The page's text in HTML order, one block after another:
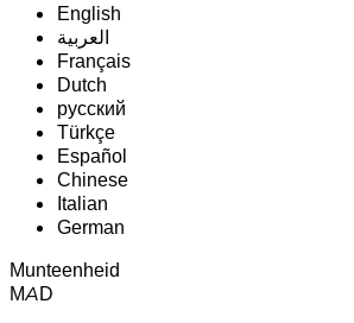
English
‏العربية‏
Français
Dutch
русский
Türkçe
Español
Chinese
Italian
German
Munteenheid
MAD